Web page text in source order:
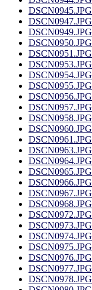
DSCN0945.JPG
DSCN0947.JPG
DSCN0949.JPG
DSCN0950.JPG
DSCN0951.JPG
DSCN0953.JPG
DSCN0954.JPG
DSCN0955.JPG
DSCN0956.JPG
DSCN0957.JPG
DSCN0958.JPG
DSCN0960.JPG
DSCN0961.JPG
DSCN0963.JPG
DSCN0964.JPG
DSCN0965.JPG
DSCN0966.JPG
DSCN0967.JPG
DSCN0968.JPG
DSCN0972.JPG
DSCN0973.JPG
DSCN0974.JPG
DSCN0975.JPG
DSCN0976.JPG
DSCN0977.JPG
DSCN0978.JPG